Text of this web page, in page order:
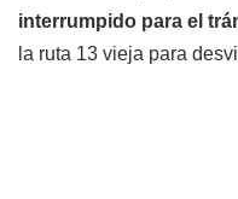
interrumpido para el
la ruta 13 vieja para